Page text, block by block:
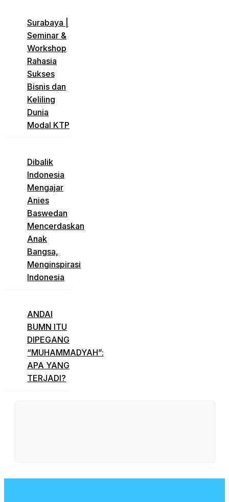
​Surabaya |
Seminar &
Workshop
Rahasia
Sukses
Bisnis dan
Keliling
Dunia
Modal KTP
Dibalik
Indonesia
Mengajar
Anies
Baswedan
Mencerdaskan
Anak
Bangsa,
Menginspirasi
Indonesia
ANDAI
BUMN ITU
DIPEGANG
“MUHAMMADYAH”:
APA YANG
TERJADI?